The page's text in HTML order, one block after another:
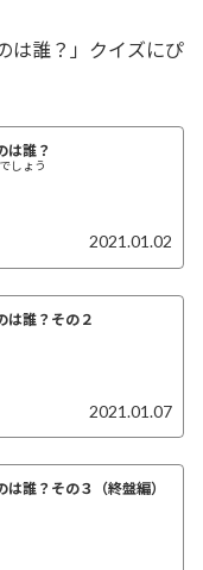
は誰？」クイズにぴ
は誰？
しょう
2021.01.02
は誰？その２
2021.01.07
は誰？その３（終盤編）